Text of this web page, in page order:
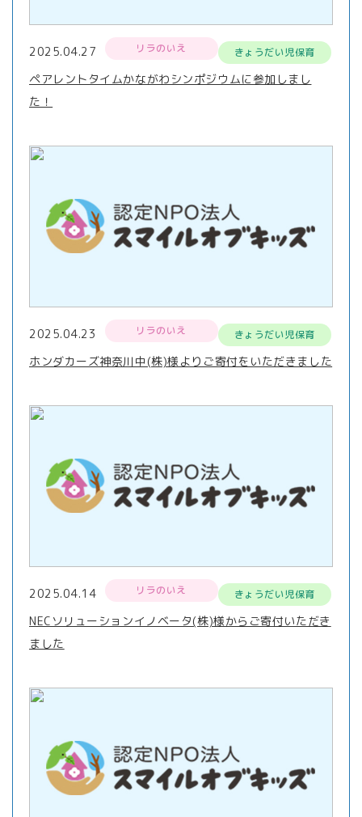
2025.04.27 リラのいえ きょうだい児保育
ペアレントタイムかながわシンポジウムに参加しまし
た！
2025.04.23 リラのいえ きょうだい児保育
ホンダカーズ神奈川中(株)様よりご寄付をいただきました
2025.04.14 リラのいえ きょうだい児保育
NECソリューションイノベータ(株)様からご寄付いただき
ました